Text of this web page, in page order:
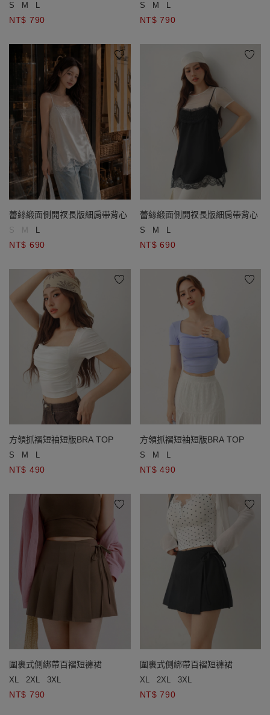
S M L
NT$ 790
S M L
NT$ 790
蕾絲緞面側開衩長版細肩帶背心
S M L
NT$ 690
蕾絲緞面側開衩長版細肩帶背心
S M L
NT$ 690
方領抓褶短袖短版BRA TOP
S M L
NT$ 490
方領抓褶短袖短版BRA TOP
S M L
NT$ 490
圍裹式側綁帶百褶短褲裙
XL 2XL 3XL
NT$ 790
圍裹式側綁帶百褶短褲裙
XL 2XL 3XL
NT$ 790